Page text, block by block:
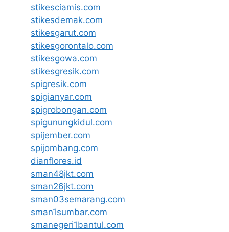
stikesciamis.com
stikesdemak.com
stikesgarut.com
stikesgorontalo.com
stikesgowa.com
stikesgresik.com
spigresik.com
spigianyar.com
spigrobongan.com
spigunungkidul.com
spijember.com
spijombang.com
dianflores.id
sman48jkt.com
sman26jkt.com
sman03semarang.com
sman1sumbar.com
smanegeri1bantul.com